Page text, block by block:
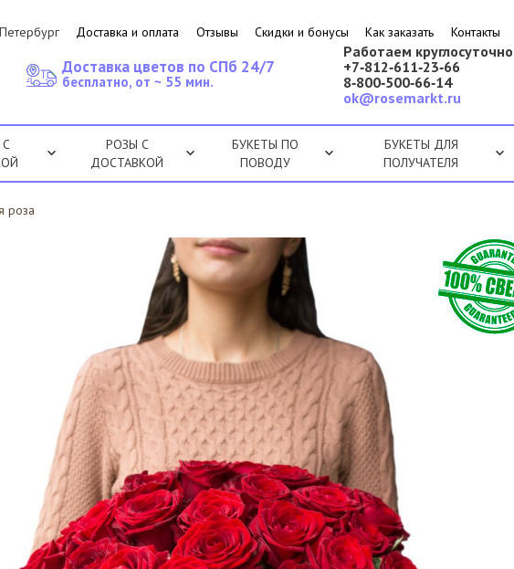
Доставка и оплата Отзывы Скидки и бонусы Как заказать Контакты
Работаем круглосуточно
+7‑812‑611‑23‑66
8‑800‑500‑66‑14
ok@rosemarkt.ru
Доставка цветов по СПб 24/7
бесплатно, от ~ 55 мин.
РОЗЫ С
ДОСТАВКОЙ
БУКЕТЫ ПО
ПОВОДУ
БУКЕТЫ ДЛЯ
ПОЛУЧАТЕЛЯ
роза